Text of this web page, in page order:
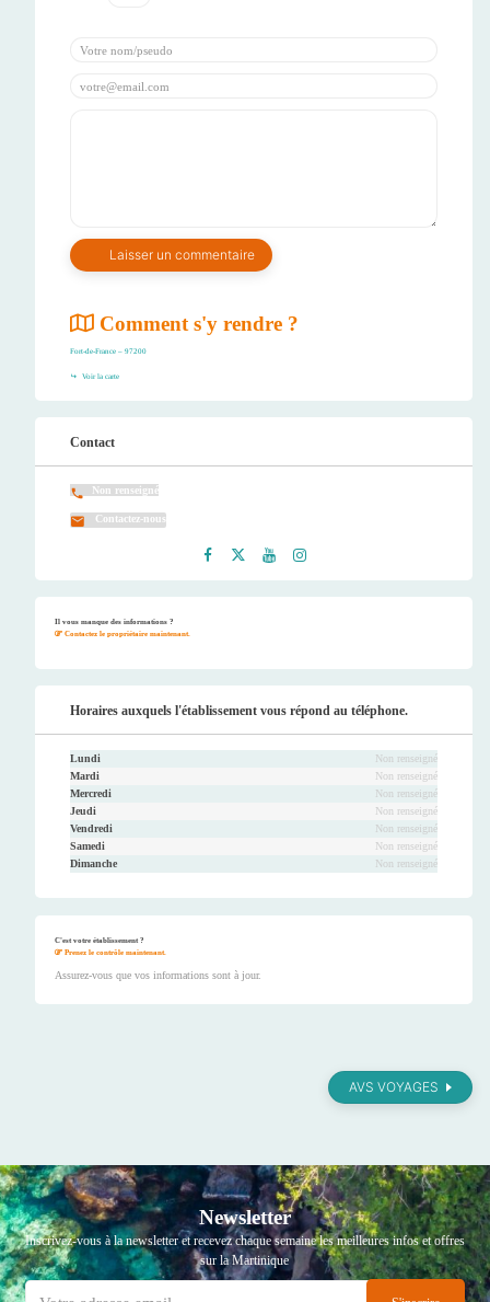
Comment s'y rendre ?
Fort-de-France – 97200
Voir la carte
Contact
Non renseigné
Contactez-nous
Il vous manque des informations ?
Contactez le propriétaire maintenant.
Horaires auxquels l'établissement vous répond au téléphone.
Lundi
Non renseigné
Mardi
Non renseigné
Mercredi
Non renseigné
Jeudi
Non renseigné
Vendredi
Non renseigné
Samedi
Non renseigné
Dimanche
Non renseigné
C'est votre établissement ?
Prenez le contrôle maintenant.
Assurez-vous que vos informations sont à jour.
AVS VOYAGES
Newsletter
Inscrivez-vous à la newsletter et recevez chaque semaine les meilleures infos et offres
sur la Martinique